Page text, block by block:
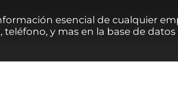
esencial de cualquier
teléfono, y mas en la base de